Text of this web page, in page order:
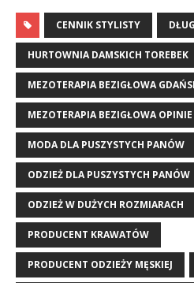
CENNIK STYLISTY
HURTOWNIA DAMSKICH TOREBEK
MEZOTERAPIA BEZIGŁOWA
MEZOTERAPIA BEZIGŁOWA OPINIE
MODA DLA PUSZYSTYCH PANÓW
ODZIEŻ DLA PUSZYSTYCH PANÓW
ODZIEŻ W DUŻYCH ROZMIARACH
PRODUCENT KRAWATÓW
PRODUCENT ODZIEŻY MĘSKIEJ